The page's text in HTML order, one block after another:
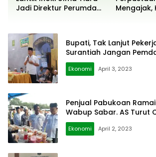
Jadi Direktur Perumda
Mengajak,
Bupati, Tak Lanjut
Surantiah Jangan
Ekonomi April 3, 2023
Penjual Pabukoan
Wabup Sabar. AS Turut
Ekonomi April 2, 2023